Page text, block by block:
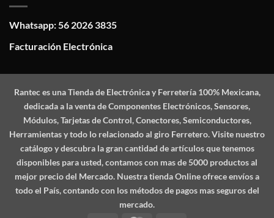
Whatsapp: 56 2026 3835
Facturación Electrónica
Ranteces una Tienda de Electrónica y Ferretería 100% Mexicana,
dedicada a la venta de Componentes Electrónicos, Sensores,
Módulos, Tarjetas de Control, Conectores, Semiconductores,
Herramientas y todo lo relacionado al giro Ferretero. Visite nuestro
catálogo y descubra la gran cantidad de artículos que tenemos
disponibles para usted, contamos con mas de 5000 productos al
mejor precio del Mercado. Nuestra tienda Online ofrece envíos a
todo el País, contando con los métodos de pagos mas seguros del
mercado.